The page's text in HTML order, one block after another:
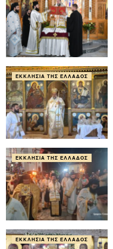
ΕΚΚΛΗΣΊΑ ΤΗΣ ΕΛΛΆΔΟΣ
ΕΚΚΛΗΣΊΑ ΤΗΣ ΕΛΛΆΔΟΣ
ΕΚΚΛΗΣΊΑ ΤΗΣ ΕΛΛΆΔΟΣ